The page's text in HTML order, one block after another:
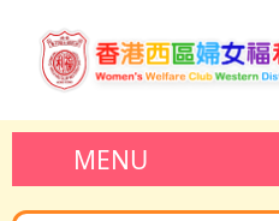
MENU